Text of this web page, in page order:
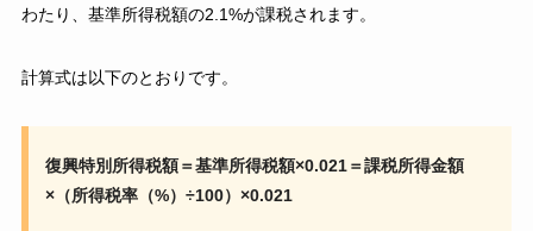
わたり、基準所得税額の2.1%が課税されます。
計算式は以下のとおりです。
復興特別所得税額＝基準所得税額×0.021＝課税所得金額
×（所得税率（%）÷100）×0.021